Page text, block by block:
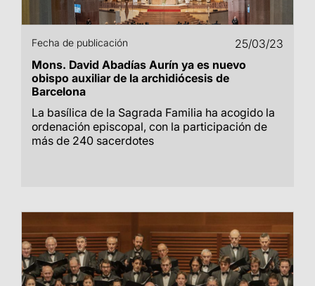
Fecha de publicación
25/03/23
Mons. David Abadías Aurín ya es nuevo
obispo auxiliar de la archidiócesis de
Barcelona
La basílica de la Sagrada Familia ha acogido la
ordenación episcopal, con la participación de
más de 240 sacerdotes